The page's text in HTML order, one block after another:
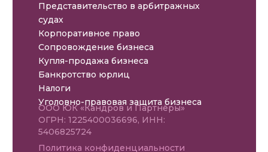
Представительство в арбитражных
судах
Корпоративное право
Сопровождение бизнеса
Купля-продажа бизнеса
Банкротство юрлиц
Налоги
Уголовно-правовая защита бизнеса
ООО ЮК «Кандров и Партнёры»
ОГРН: 1225400036696, ИНН:
5406825724
Политика конфиденциальности